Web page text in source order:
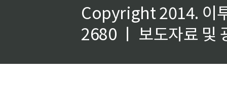
Copyright 2014. 이
2680 ㅣ 보도자료